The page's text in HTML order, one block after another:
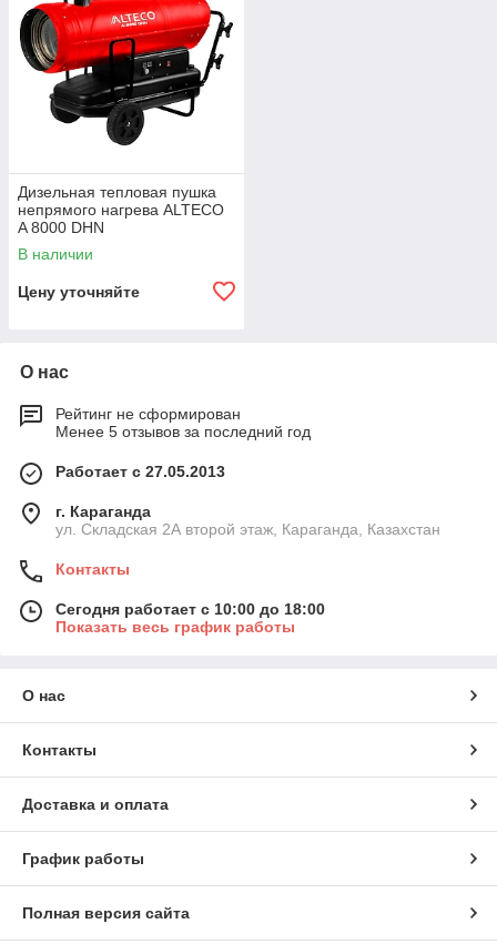
Дизельная тепловая пушка
непрямого нагрева ALTECO
A 8000 DHN
В наличии
Цену уточняйте
О нас
Рейтинг не сформирован
Менее 5 отзывов за последний год
Работает с 27.05.2013
г. Караганда
ул. Складская 2А второй этаж, Караганда, Казахстан
Контакты
Сегодня работает с 10:00 до 18:00
Показать весь график работы
О нас
Контакты
Доставка и оплата
График работы
Полная версия сайта